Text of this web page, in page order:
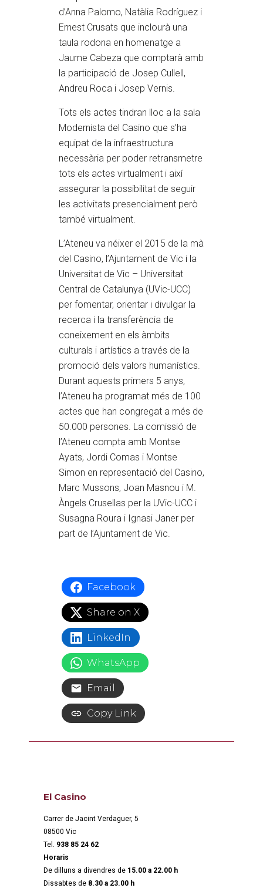
d’Anna Palomo, Natàlia Rodríguez i
Ernest Crusats que inclourà una
taula rodona en homenatge a
Jaume Cabeza que comptarà amb
la participació de Josep Cullell,
Andreu Roca i Josep Vernis.
Tots els actes tindran lloc a la sala
Modernista del Casino que s’ha
equipat de la infraestructura
necessària per poder retransmetre
tots els actes virtualment i així
assegurar la possibilitat de seguir
les activitats presencialment però
també virtualment.
L’Ateneu va néixer el 2015 de la mà
del Casino, l’Ajuntament de Vic i la
Universitat de Vic – Universitat
Central de Catalunya (UVic-UCC)
per fomentar, orientar i divulgar la
recerca i la transferència de
coneixement en els àmbits
culturals i artístics a través de la
promoció dels valors humanístics.
Durant aquests primers 5 anys,
l’Ateneu ha programat més de 100
actes que han congregat a més de
50.000 persones. La comissió de
l’Ateneu compta amb Montse
Ayats, Jordi Comas i Montse
Simon en representació del Casino,
Marc Mussons, Joan Masnou i M.
Àngels Crusellas per la UVic-UCC i
Susagna Roura i Ignasi Janer per
part de l’Ajuntament de Vic.
Facebook
Share on X
LinkedIn
WhatsApp
Email
Copy Link
El Casino
Carrer de Jacint Verdaguer, 5
08500 Vic
Tel. 938 85 24 62
Horaris
De dilluns a divendres de 15.00 a 22.00 h
Dissabtes de 8.30 a 23.00 h